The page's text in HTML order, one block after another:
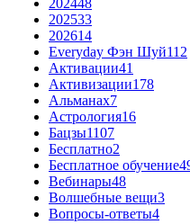
202533
202614
Everyday Фэн Шуй112
Активации41
Активизации178
Альманах7
Астрология16
Бацзы1107
Бесплатно2
Бесплатное обучение
Вебинары48
Волшебные вещи3
Вопросы-ответы4